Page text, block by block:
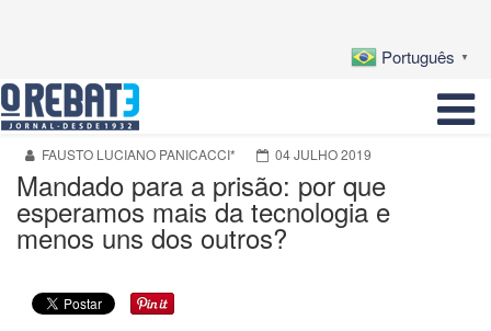
Português ▼
FAUSTO LUCIANO PANICACCI* 04 JULHO 2019
Mandado para a prisão: por que
esperamos mais da tecnologia e
menos uns dos outros?